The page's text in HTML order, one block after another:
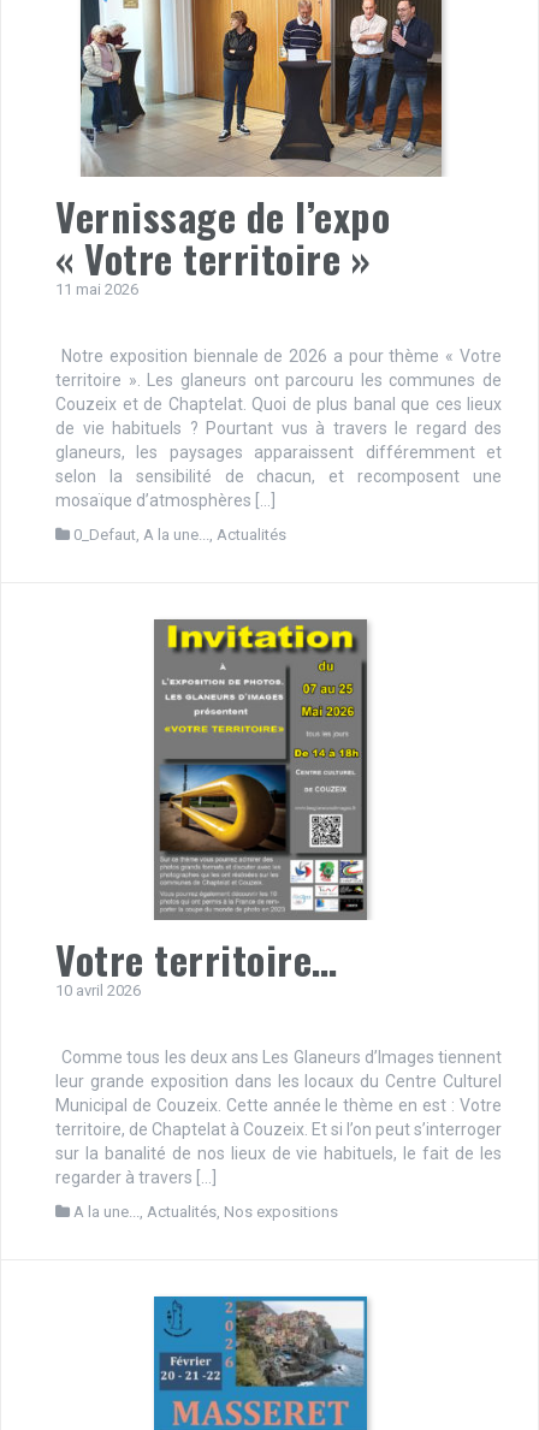
Vernissage de l’expo
« Votre territoire »
11 mai 2026
Notre exposition biennale de 2026 a pour thème « Votre
territoire ». Les glaneurs ont parcouru les communes de
Couzeix et de Chaptelat. Quoi de plus banal que ces lieux
de vie habituels ? Pourtant vus à travers le regard des
glaneurs, les paysages apparaissent différemment et
selon la sensibilité de chacun, et recomposent une
mosaïque d’atmosphères […]
0_Defaut, A la une..., Actualités
Votre territoire…
10 avril 2026
Comme tous les deux ans Les Glaneurs d’Images tiennent
leur grande exposition dans les locaux du Centre Culturel
Municipal de Couzeix. Cette année le thème en est : Votre
territoire, de Chaptelat à Couzeix. Et si l’on peut s’interroger
sur la banalité de nos lieux de vie habituels, le fait de les
regarder à travers […]
A la une..., Actualités, Nos expositions